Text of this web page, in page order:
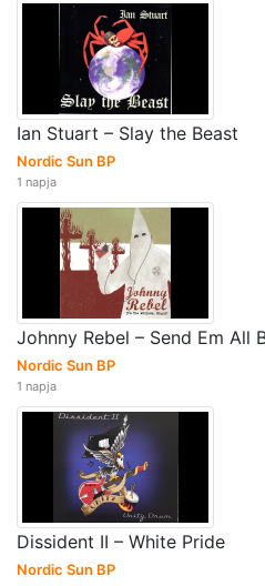
Ian Stuart – Slay the Beast
Nordic Sun BP
1 napja
Johnny Rebel – Send Em All
Nordic Sun BP
1 napja
Dissident II – White Pride
Nordic Sun BP